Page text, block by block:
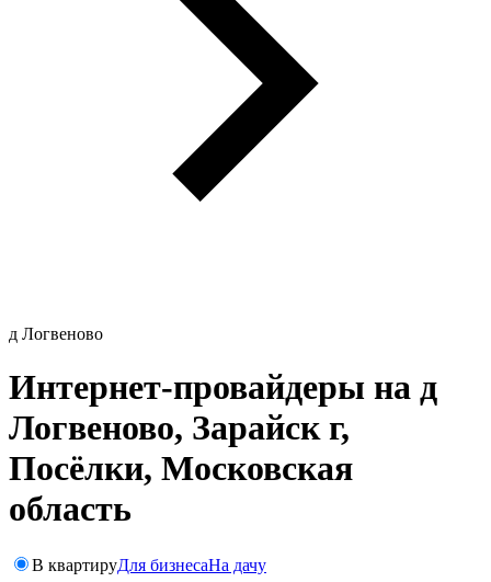
д Логвеново
Интернет-провайдеры на д
Логвеново, Зарайск г,
Посёлки, Московская
область
В квартируДля бизнесаНа дачу